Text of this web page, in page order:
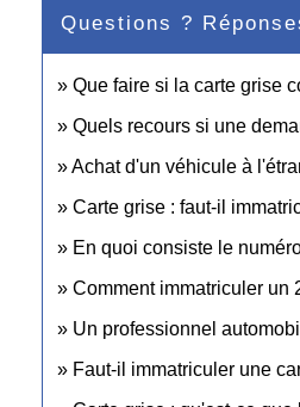
Questions ?
Que faire si la carte grise
Quels recours si une
Achat d'un véhicule à
Carte grise : faut-il
En quoi consiste le
Comment immatriculer un
Un professionnel
Faut-il immatriculer une